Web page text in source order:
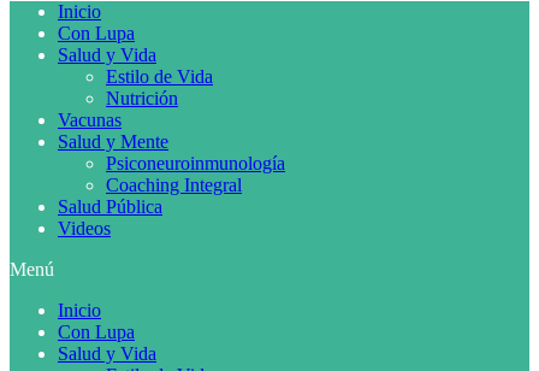
Inicio
Con Lupa
Salud y Vida
Estilo de Vida
Nutrición
Vacunas
Salud y Mente
Psiconeuroinmunología
Coaching Integral
Salud Pública
Videos
Menú
Inicio
Con Lupa
Salud y Vida